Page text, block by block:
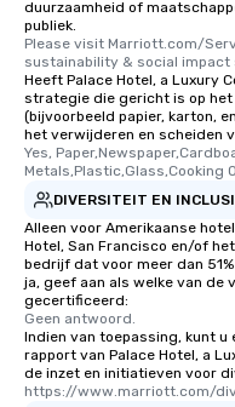
duurzaamheid of
publiek.
Please visit Marriott.com/
sustainability & social
Heeft Palace Hotel, a Luxury
strategie die gericht is op
(bijvoorbeeld papier, karton,
het verwijderen en scheiden
Yes,
Metals,Plastic,Glass,Cooking
DIVERSITEIT EN
Alleen voor Amerikaanse
Hotel, San Francisco en/of
bedrijf dat voor meer dan
ja, geef aan als welke van de
gecertificeerd:
Geen antwoord.
Indien van toepassing, kunt u
rapport van Palace Hotel, a
de inzet en initiatieven voor
https://www.marriott.com/